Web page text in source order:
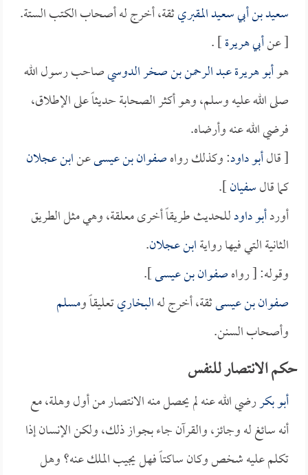
سعيد بن أبي سعيد المقبريثقة، أخرج له أصحاب الكتب الستة.
[ عنأبي هريرة] .
هوأبو هريرة عبد الرحمن بن صخر الدوسيصاحب رسول الله
صلى الله عليه وسلم، وهو أكثر الصحابة حديثاً على الإطلاق،
فرضي الله عنه وأرضاه.
[ قالأبو داود: وكذلك رواهصفوان بن عيسىعنابن عجلان
كما قالسفيان].
أوردأبو داودللحديث طريقاً أخرى معلقة، وهي مثل الطريق
الثانية التي فيها روايةابن عجلان.
وقوله: [ رواهصفوان بن عيسى].
صفوان بن عيسىثقة، أخرج لهالبخاريتعليقاً ومسلم
وأصحاب السنن.
حكم الانتصار للنفس
أبو بكررضي الله عنه لم يحصل منه الانتصار من أول وهلة، مع
أنه سائغ له وجائز، والقرآن جاء بجواز ذلك، ولكن الإنسان إذا
تكلم عليه شخص وكان ساكتاً فهل يجيب الملك عنه؟ وهل